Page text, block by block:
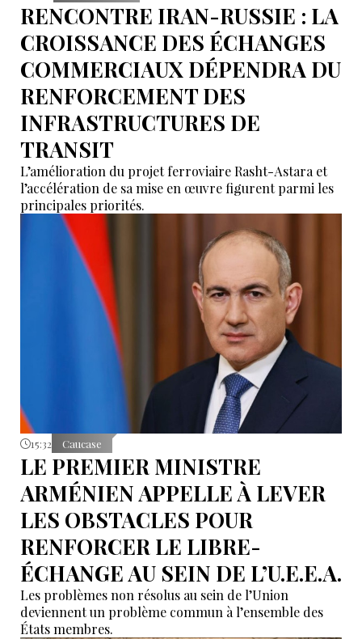
RENCONTRE IRAN-RUSSIE : LA
CROISSANCE DES ÉCHANGES
COMMERCIAUX DÉPENDRA DU
RENFORCEMENT DES
INFRASTRUCTURES DE
TRANSIT
L’amélioration du projet ferroviaire Rasht-Astara et
l’accélération de sa mise en œuvre figurent parmi les
principales priorités.
15:32 Caucase
LE PREMIER MINISTRE
ARMÉNIEN APPELLE À LEVER
LES OBSTACLES POUR
RENFORCER LE LIBRE-
ÉCHANGE AU SEIN DE L’U.E.E.A.
Les problèmes non résolus au sein de l’Union
deviennent un problème commun à l’ensemble des
États membres.